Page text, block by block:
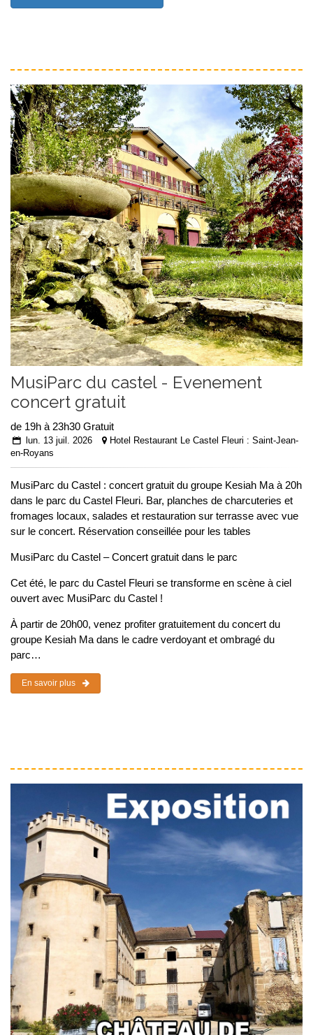
MusiParc du castel - Evenement
concert gratuit
de 19h à 23h30 Gratuit
lun. 13 juil. 2026
Hotel Restaurant Le Castel Fleuri : Saint-Jean-
en-Royans
MusiParc du Castel : concert gratuit du groupe Kesiah Ma à 20h
dans le parc du Castel Fleuri. Bar, planches de charcuteries et
fromages locaux, salades et restauration sur terrasse avec vue
sur le concert. Réservation conseillée pour les tables
MusiParc du Castel – Concert gratuit dans le parc
Cet été, le parc du Castel Fleuri se transforme en scène à ciel
ouvert avec MusiParc du Castel !
À partir de 20h00, venez profiter gratuitement du concert du
groupe Kesiah Ma dans le cadre verdoyant et ombragé du
parc…
En savoir plus